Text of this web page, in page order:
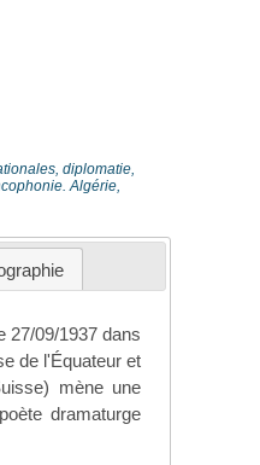
diplomatie,
Algérie,
27/09/1937 dans
de l'Équateur et
mène une
dramaturge